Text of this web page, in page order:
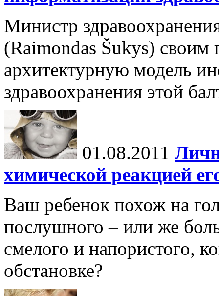
Министр
(Raimondas Šukys) своим
архитектурную модель
здравоохранения этой
01.08.2011
химической реакцией
Ваш ребенок похож на
послушного – или же
смелого и напористого,
обстановке?